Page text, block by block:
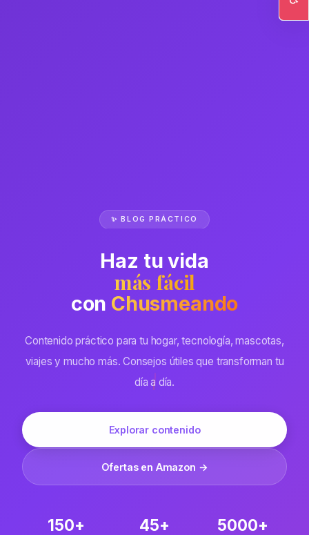
✨ BLOG PRÁCTICO
Haz tu vida
más fácil
con Chusmeando
Contenido práctico para tu hogar, tecnología, mascotas,
viajes y mucho más. Consejos útiles que transforman tu
día a día.
Explorar contenido
Ofertas en Amazon →
150+ 45+ 5000+